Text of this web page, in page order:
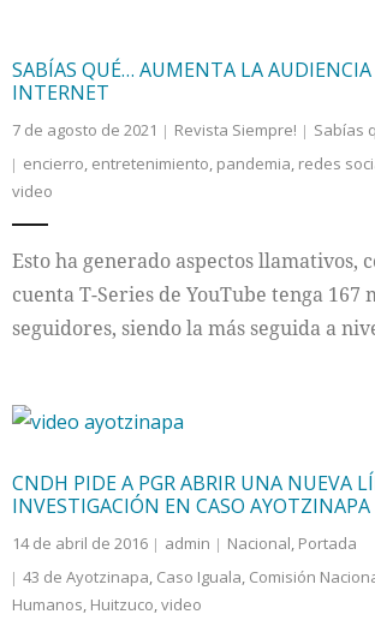
SABÍAS QUÉ… AUMENTA LA AUDIENCIA
INTERNET
7 de agosto de 2021 Revista Siempre!
Sabías
encierro, entretenimiento, pandemia, redes
video
Esto ha generado aspectos llamativos,
cuenta T-Series de YouTube tenga 167
seguidores, siendo la más seguida a
CNDH PIDE A PGR ABRIR UNA NUEVA
INVESTIGACIÓN EN CASO AYOTZINAPA
14 de abril de 2016 admin Nacional, Portada
43 de Ayotzinapa, Caso Iguala, Comisión
Humanos, Huitzuco,video